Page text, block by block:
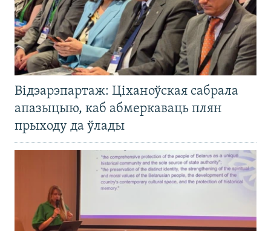
Відэарэпартаж: Ціханоўская сабрала
апазыцыю, каб абмеркаваць плян
прыходу да ўлады